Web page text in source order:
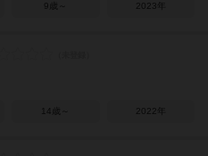
9歳～ 2023年
14歳～ 2022年